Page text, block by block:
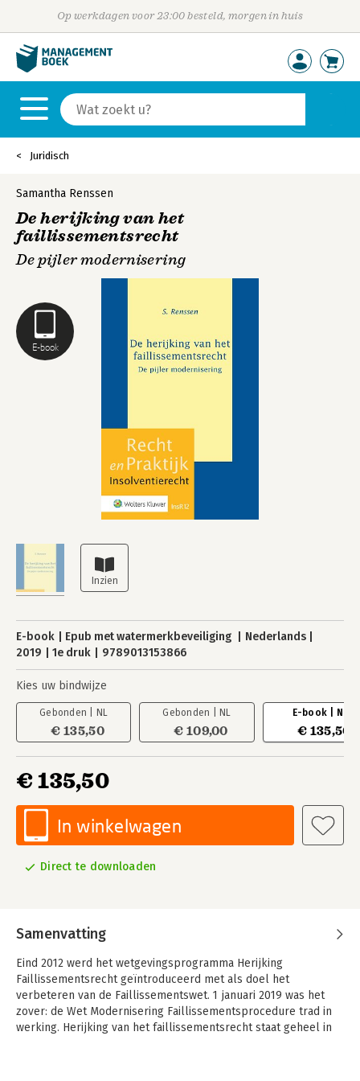
Op werkdagen voor 23:00 besteld, morgen in huis
Juridisch
E-book
Samantha Renssen
De herijking van het
faillissementsrecht
De pijler modernisering
E-book Epub met watermerkbeveiliging
Nederlands
2019
1e druk 9789013153866
Kies uw bindwijze
Gebonden | NL
€ 135,50
Gebonden | NL
€ 109,00
E-book | NL
€ 135,50
€ 135,50
In winkelwagen
Direct te downloaden
Samenvatting
Eind 2012 werd het wetgevingsprogramma Herijking
Faillissementsrecht geïntroduceerd met als doel het
verbeteren van de Faillissementswet. 1 januari 2019 was het
zover: de Wet Modernisering Faillissementsprocedure trad in
werking. Herijking van het faillissementsrecht staat geheel in